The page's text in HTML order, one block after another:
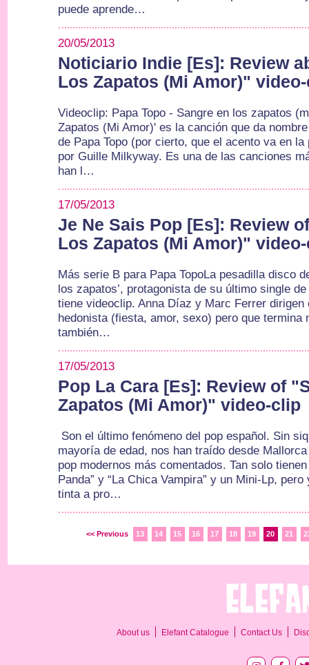
puede aprende…
20/05/2013
Noticiario Indie [Es]: Review
Los Zapatos (Mi Amor)"
Videoclip: Papa Topo - Sangre en los zapatos
Zapatos (Mi Amor)' es la canción que da
de Papa Topo (por cierto, que el acento va en
por Guille Milkyway. Es una de las canciones
han l…
17/05/2013
Je Ne Sais Pop [Es]: Review
Los Zapatos (Mi Amor)"
Más serie B para Papa TopoLa pesadilla disco
los zapatos’, protagonista de su último single
tiene videoclip. Anna Díaz y Marc Ferrer
hedonista (fiesta, amor, sexo) pero que termina
también…
17/05/2013
Pop La Cara [Es]: Review of
Zapatos (Mi Amor)" video-clip
Son el último fenómeno del pop español. Sin
mayoría de edad, nos han traído desde
pop modernos más comentados. Tan solo
Panda” y “La Chica Vampira” y un Mini-Lp,
tinta a pro…
<< Previous 13 14 15 16 17 18 19 20 21
About us Elefant Catalogue Contact Us